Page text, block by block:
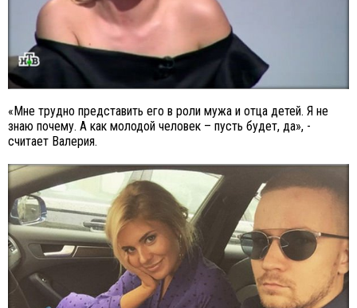
«Мне трудно представить его в роли мужа и отца детей. Я не
знаю почему. А как молодой человек – пусть будет, да», -
считает Валерия.